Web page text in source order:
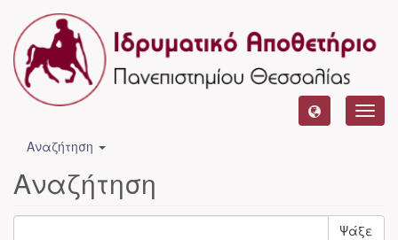
Αναζήτηση
Αναζήτηση
Ψάξε